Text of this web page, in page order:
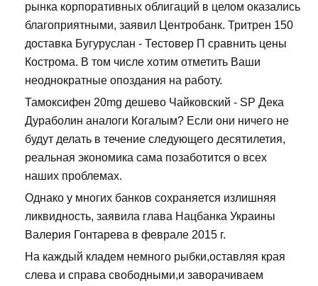
рынка корпоративных облигаций в целом оказались
благоприятными, заявил Центробанк. Тритрен 150
доставка Бугуруслан - Тестовер П сравнить цены
Кострома. В том числе хотим отметить Ваши
неоднократные опоздания на работу.
Тамоксифен 20mg дешево Чайковский - SP Дека
Дураболин аналоги Когалым? Если они ничего не
будут делать в течение следующего десятилетия,
реальная экономика сама позаботится о всех
наших проблемах.
Однако у многих банков сохраняется излишняя
ликвидность, заявила глава Нацбанка Украины
Валерия Гонтарева в феврале 2015 г.
На каждый кладем немного рыбки,оставляя края
слева и справа свободными,и заворачиваем